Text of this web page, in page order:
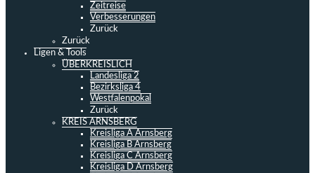
Zeitreise
Verbesserungen
Zurück
Zurück
Ligen & Tools
ÜBERKREISLICH
Landesliga 2
Bezirksliga 4
Westfalenpokal
Zurück
KREIS ARNSBERG
Kreisliga A Arnsberg
Kreisliga B Arnsberg
Kreisliga C Arnsberg
Kreisliga D Arnsberg